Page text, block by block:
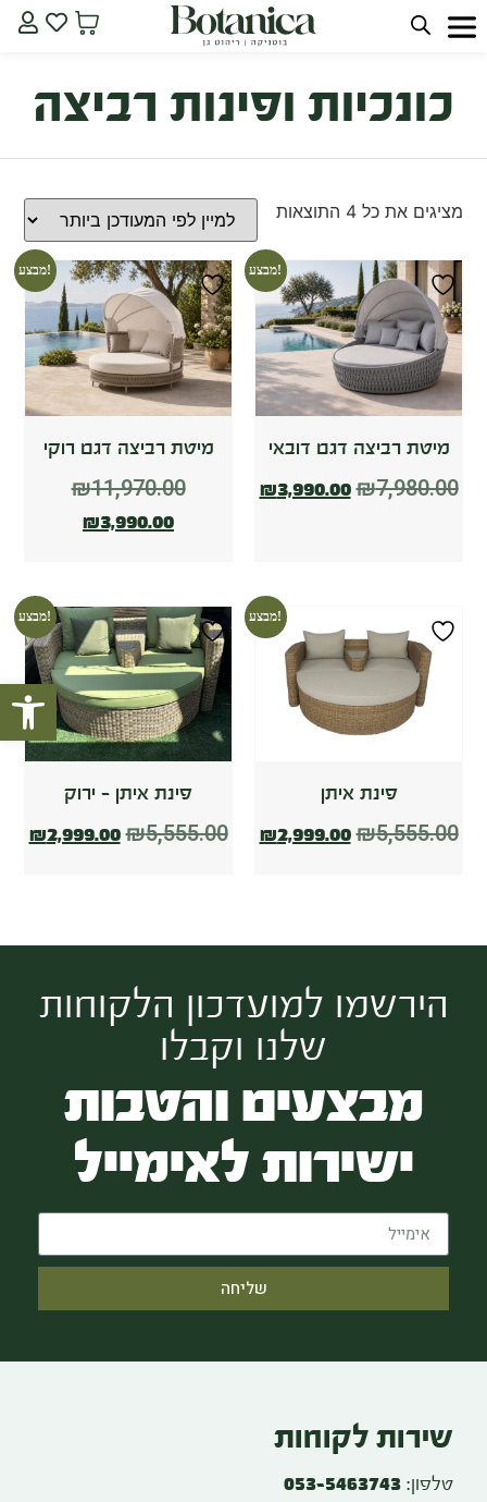
פתח
כונכיות ופינות רביצה
מציגים את כל ⁦4⁩ התוצאות
מבצע!
מיטת רביצה דגם דובאי
₪7,980.00
₪3,990.00
מבצע!
מיטת רביצה דגם רוקי
₪11,970.00
₪3,990.00
מבצע!
פינת איתן
₪5,555.00
₪2,999.00
מבצע!
פינת איתן – ירוק
₪5,555.00
₪2,999.00
הירשמו למועדכון הלקוחות
שלנו וקבלו
מבצעים והטבות
ישירות לאימייל
שליחה
שירות לקוחות
טלפון: 053-5463743